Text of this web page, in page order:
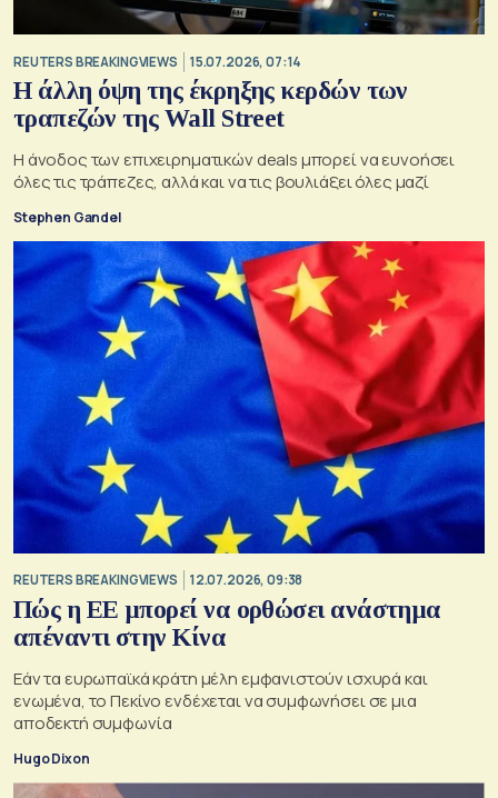
REUTERS BREAKINGVIEWS 15.07.2026, 07:14
Η άλλη όψη της έκρηξης κερδών των
τραπεζών της Wall Street
Η άνοδος των επιχειρηματικών deals μπορεί να ευνοήσει
όλες τις τράπεζες, αλλά και να τις βουλιάξει όλες μαζί
Stephen Gandel
REUTERS BREAKINGVIEWS 12.07.2026, 09:38
Πώς η ΕΕ μπορεί να ορθώσει ανάστημα
απέναντι στην Κίνα
Εάν τα ευρωπαϊκά κράτη μέλη εμφανιστούν ισχυρά και
ενωμένα, το Πεκίνο ενδέχεται να συμφωνήσει σε μια
αποδεκτή συμφωνία
Hugo Dixon